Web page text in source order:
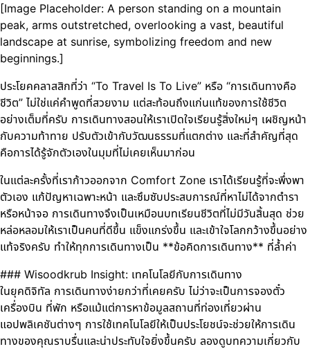
[Image Placeholder: A person standing on a mountain
peak, arms outstretched, overlooking a vast, beautiful
landscape at sunrise, symbolizing freedom and new
beginnings.]
ประโยคคลาสสิกที่ว่า “To Travel Is To Live” หรือ “การเดินทางคือ
ชีวิต” ไม่ใช่แค่คำพูดที่สวยงาม แต่สะท้อนถึงแก่นแท้ของการใช้ชีวิต
อย่างเต็มที่ครับ การเดินทางสอนให้เราเปิดใจเรียนรู้สิ่งใหม่ๆ เผชิญหน้า
กับความท้าทาย ปรับตัวเข้ากับวัฒนธรรมที่แตกต่าง และที่สำคัญที่สุด
คือการได้รู้จักตัวเองในมุมที่ไม่เคยเห็นมาก่อน
ในแต่ละครั้งที่เราก้าวออกจาก Comfort Zone เราได้เรียนรู้ที่จะพึ่งพา
ตัวเอง แก้ปัญหาเฉพาะหน้า และซึมซับประสบการณ์ที่หาไม่ได้จากตำรา
หรือหน้าจอ การเดินทางจึงเป็นเหมือนบทเรียนชีวิตที่ไม่มีวันสิ้นสุด ช่วย
หล่อหลอมให้เราเป็นคนที่ดีขึ้น แข็งแกร่งขึ้น และเข้าใจโลกกว้างขึ้นอย่าง
แท้จริงครับ ทำให้ทุกการเดินทางเป็น **ข้อคิดการเดินทาง** ที่ล้ำค่า
### Wisoodkrub Insight: เทคโนโลยีกับการเดินทาง
ในยุคดิจิทัล การเดินทางง่ายกว่าที่เคยครับ ไม่ว่าจะเป็นการจองตั๋ว
เครื่องบิน ที่พัก หรือแม้แต่การหาข้อมูลสถานที่ท่องเที่ยวผ่าน
แอปพลิเคชันต่างๆ การใช้เทคโนโลยีให้เป็นประโยชน์จะช่วยให้การเดิน
ทางของคุณราบรื่นและน่าประทับใจยิ่งขึ้นครับ ลองดูบทความเกี่ยวกับ